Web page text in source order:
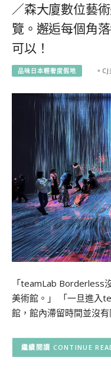
／森大廈數位藝
覽。邂逅每個角
可以！
品味日本輕奢度假地 。
「teamLab Borderless
美術館。」 「一旦進入
館，館內滯留時間並沒
CONTINUE